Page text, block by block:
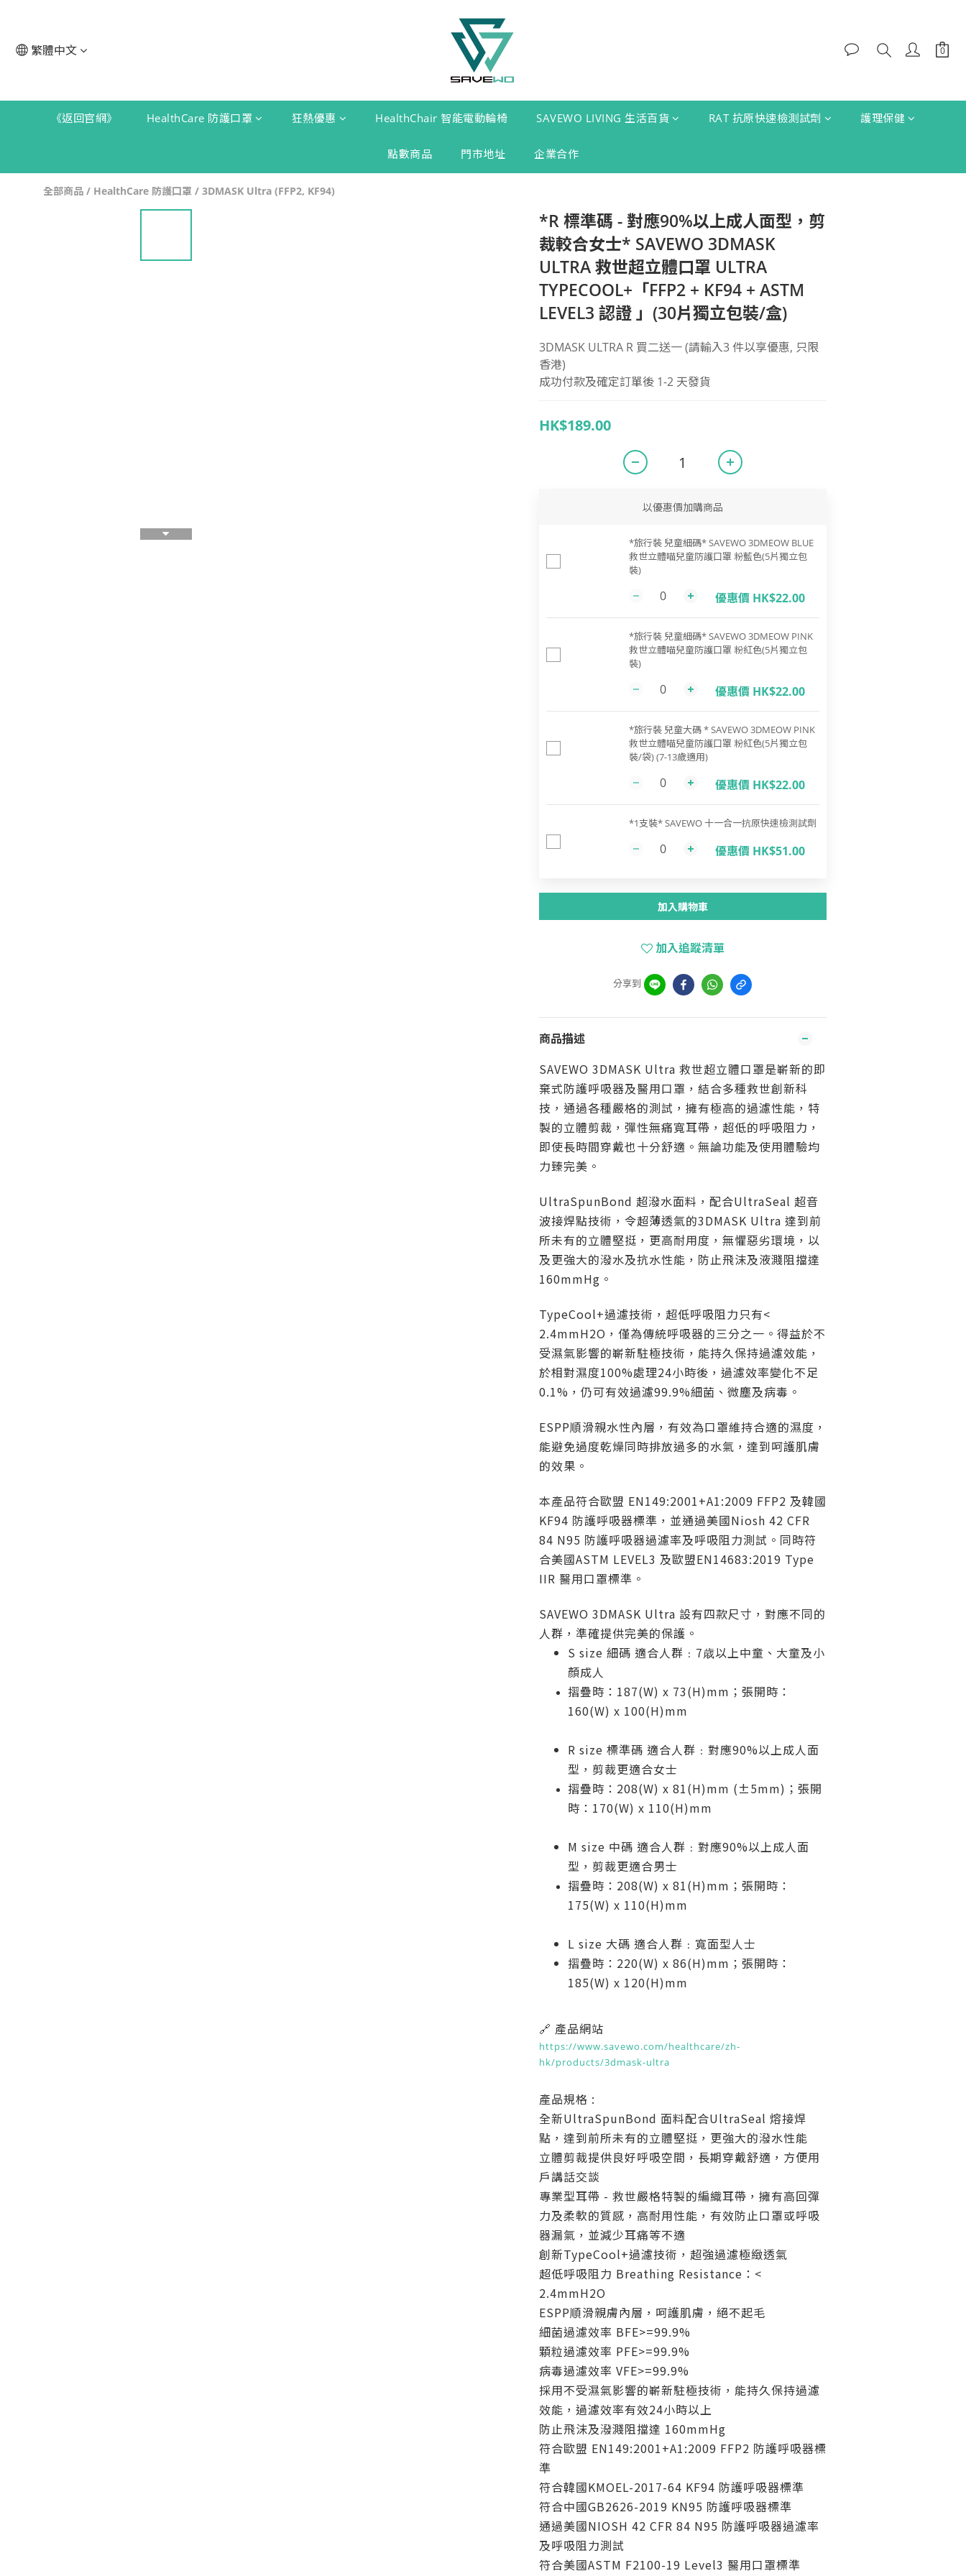
繁體中文
《返回官網》 HealthCare 防護口罩 狂熱優惠 HealthChair 智能電動輪椅 SAVEWO LIVING 生活百貨 RAT 抗原快速檢測試劑 護理保健
點數商品 門市地址 企業合作
全部商品 / HealthCare 防護口罩 / 3DMASK Ultra (FFP2, KF94)
*R 標準碼 - 對應90%以上成人面型，剪
裁較合女士* SAVEWO 3DMASK
ULTRA 救世超立體口罩 ULTRA
TYPECOOL+「FFP2 + KF94 + ASTM
LEVEL3 認證 」(30片獨立包裝/盒)
3DMASK ULTRA R 買二送一 (請輸入3 件以享優惠, 只限
香港)
成功付款及確定訂單後 1-2 天發貨
HK$189.00
以優惠價加購商品
*旅行裝 兒童細碼* SAVEWO 3DMEOW BLUE
救世立體喵兒童防護口罩 粉藍色(5片獨立包
裝)
優惠價 HK$22.00
*旅行裝 兒童細碼* SAVEWO 3DMEOW PINK
救世立體喵兒童防護口罩 粉紅色(5片獨立包
裝)
優惠價 HK$22.00
*旅行裝 兒童大碼 * SAVEWO 3DMEOW PINK
救世立體喵兒童防護口罩 粉紅色(5片獨立包
裝/袋) (7-13歲適用)
優惠價 HK$22.00
*1支裝* SAVEWO 十一合一抗原快速檢測試劑
優惠價 HK$51.00
加入購物車
加入追蹤清單
分享到
商品描述
SAVEWO 3DMASK Ultra 救世超立體口罩是嶄新的即
棄式防護呼吸器及醫用口罩，結合多種救世創新科
技，通過各種嚴格的測試，擁有極高的過濾性能，特
製的立體剪裁，彈性無痛寬耳帶，超低的呼吸阻力，
即使長時間穿戴也十分舒適。無論功能及使用體驗均
力臻完美。
UltraSpunBond 超潑水面料，配合UltraSeal 超音
波接焊點技術，令超薄透氣的3DMASK Ultra 達到前
所未有的立體堅挺，更高耐用度，無懼惡劣環境，以
及更強大的潑水及抗水性能，防止飛沫及液濺阻擋達
160mmHg。
TypeCool+過濾技術，超低呼吸阻力只有<
2.4mmH2O，僅為傳統呼吸器的三分之一。得益於不
受濕氣影響的嶄新駐極技術，能持久保持過濾效能，
於相對濕度100%處理24小時後，過濾效率變化不足
0.1%，仍可有效過濾99.9%細菌、微塵及病毒。
ESPP順滑親水性內層，有效為口罩維持合適的濕度，
能避免過度乾燥同時排放過多的水氣，達到呵護肌膚
的效果。
本產品符合歐盟 EN149:2001+A1:2009 FFP2 及韓國
KF94 防護呼吸器標準，並通過美國Niosh 42 CFR
84 N95 防護呼吸器過濾率及呼吸阻力測試。同時符
合美國ASTM LEVEL3 及歐盟EN14683:2019 Type
IIR 醫用口罩標準。
SAVEWO 3DMASK Ultra 設有四款尺寸，對應不同的
人群，準確提供完美的保護。
S size 細碼 適合人群﹕7歳以上中童、大童及小
顏成人
摺疊時：187(W) x 73(H)mm；張開時：
160(W) x 100(H)mm
R size 標準碼 適合人群﹕對應90%以上成人面
型，剪裁更適合女士
摺疊時：208(W) x 81(H)mm (±5mm)；張開
時：170(W) x 110(H)mm
M size 中碼 適合人群﹕對應90%以上成人面
型，剪裁更適合男士
摺疊時：208(W) x 81(H)mm；張開時：
175(W) x 110(H)mm
L size 大碼 適合人群﹕寬面型人士
摺疊時：220(W) x 86(H)mm；張開時：
185(W) x 120(H)mm
🔗 產品網站
https://www.savewo.com/healthcare/zh-
hk/products/3dmask-ultra
產品規格 :
全新UltraSpunBond 面料配合UltraSeal 熔接焊
點，達到前所未有的立體堅挺，更強大的潑水性能
立體剪裁提供良好呼吸空間，長期穿戴舒適，方便用
戶講話交談
專業型耳帶 - 救世嚴格特製的編織耳帶，擁有高回彈
力及柔軟的質感，高耐用性能，有效防止口罩或呼吸
器漏氣，並減少耳痛等不適
創新TypeCool+過濾技術，超強過濾極緻透氣
超低呼吸阻力 Breathing Resistance：<
2.4mmH2O
ESPP順滑親膚內層，呵護肌膚，絕不起毛
細菌過濾效率 BFE>=99.9%
顆粒過濾效率 PFE>=99.9%
病毒過濾效率 VFE>=99.9%
採用不受濕氣影響的嶄新駐極技術，能持久保持過濾
效能，過濾效率有效24小時以上
防止飛沫及潑濺阻擋達 160mmHg
符合歐盟 EN149:2001+A1:2009 FFP2 防護呼吸器標
準
符合韓國KMOEL-2017-64 KF94 防護呼吸器標準
符合中國GB2626-2019 KN95 防護呼吸器標準
通過美國NIOSH 42 CFR 84 N95 防護呼吸器過濾率
及呼吸阻力測試
符合美國ASTM F2100-19 Level3 醫用口罩標準